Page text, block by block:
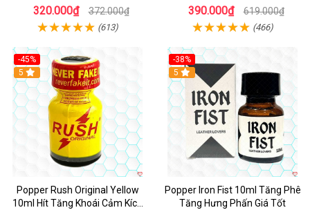
320.000₫ 372.000₫
(613)
Thích
390.000₫ 619.000₫
(466)
-45%
5
Popper Rush Original Yellow
10ml Hít Tăng Khoái Cảm Kích
-38%
5
Popper Iron Fist 10ml Tăng Phê
Tăng Hưng Phấn Giá Tốt